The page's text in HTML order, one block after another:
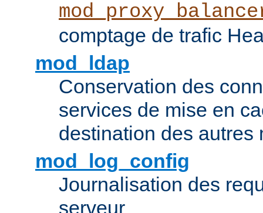
comptage de trafic
mod_ldap
Conservation des
services de mise en
destination des autres
mod_log_config
Journalisation des
serveur